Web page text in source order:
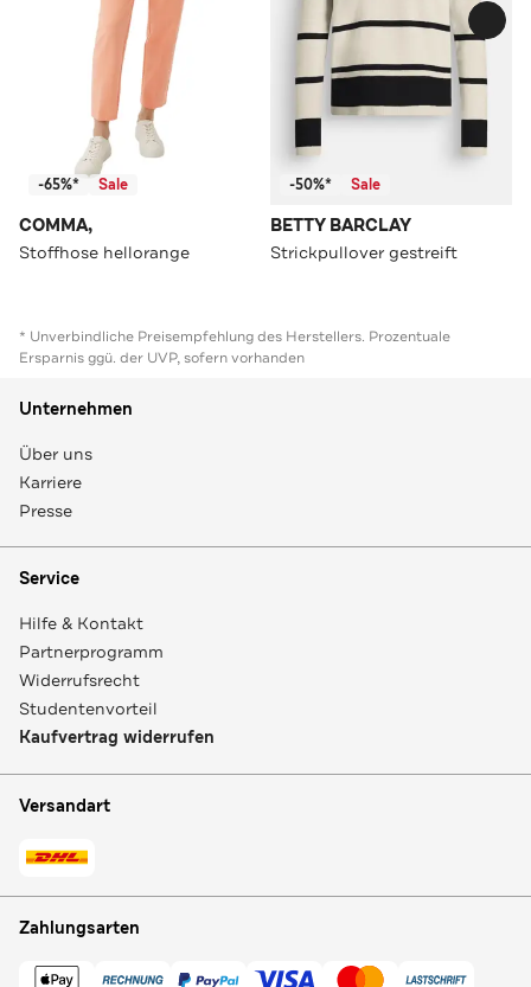
-65%* Sale
COMMA,
Stoffhose hellorange
-50%* Sale
BETTY BARCLAY
Strickpullover gestreift
* Unverbindliche Preisempfehlung des Herstellers. Prozentuale
Ersparnis ggü. der UVP, sofern vorhanden
Unternehmen
Über uns
Karriere
Presse
Service
Hilfe & Kontakt
Partnerprogramm
Widerrufsrecht
Studentenvorteil
Kaufvertrag widerrufen
Versandart
Zahlungsarten